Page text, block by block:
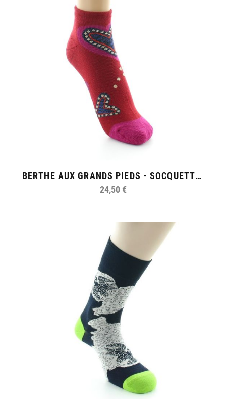
BERTHE AUX GRANDS PIEDS - SOCQUETTES DE SPORT FEMME COTON CŒUR
24,50 €